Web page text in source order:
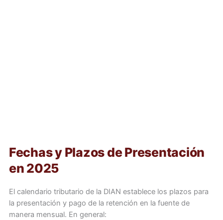
Fechas y Plazos de Presentación
en 2025
El calendario tributario de la DIAN establece los plazos para
la presentación y pago de la retención en la fuente de
manera mensual. En general: